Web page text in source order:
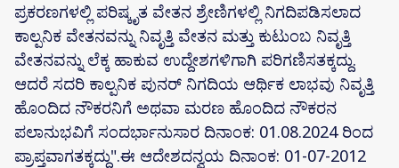
ಪ್ರಕರಣಗಳಲ್ಲಿ ಪರಿಷ್ಕೃತ ವೇತನ ಶ್ರೇಣಿಗಳಲ್ಲಿ ನಿಗದಿಪಡಿಸಲಾದ
ಕಾಲ್ಪನಿಕ ವೇತನವನ್ನು ನಿವೃತ್ತಿ ವೇತನ ಮತ್ತು ಕುಟುಂಬ ನಿವೃತ್ತಿ
ವೇತನವನ್ನು ಲೆಕ್ಕ ಹಾಕುವ ಉದ್ದೇಶಗಳಿಗಾಗಿ ಪರಿಗಣಿಸತಕ್ಕದ್ದು.
ಆದರೆ ಸದರಿ ಕಾಲ್ಪನಿಕ ಪುನರ್ ನಿಗದಿಯ ಆರ್ಥಿಕ ಲಾಭವು ನಿವೃತ್ತಿ
ಹೊಂದಿದ ನೌಕರನಿಗೆ ಅಥವಾ ಮರಣ ಹೊಂದಿದ ನೌಕರನ
ಪಲಾನುಭವಿಗೆ ಸಂದರ್ಭಾನುಸಾರ ದಿನಾಂಕ: 01.08.2024 ರಿಂದ
ಪ್ರಾಪ್ತವಾಗತಕ್ಕದ್ದು".ಈ ಆದೇಶದನ್ವಯ ದಿನಾಂಕ: 01-07-2012